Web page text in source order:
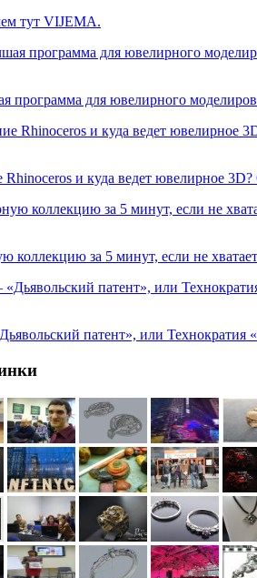
тут VIJEMA.
программа для ювелирного
и куда ведет ювелирное
коллекцию за 5 минут, если не
патент», или Технократия